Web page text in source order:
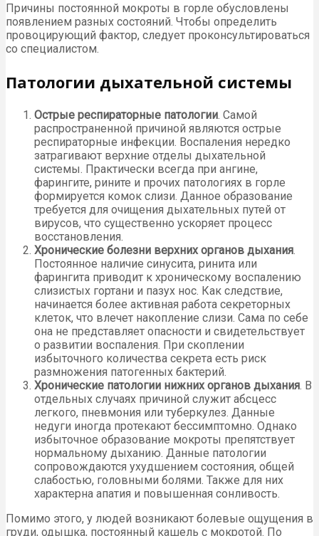
Причины постоянной мокроты в горле обусловлены
появлением разных состояний. Чтобы определить
провоцирующий фактор, следует проконсультироваться
со специалистом.
Патологии дыхательной системы
Острые респираторные патологии . Самой
распространенной причиной являются острые
респираторные инфекции. Воспаления нередко
затрагивают верхние отделы дыхательной
системы. Практически всегда при ангине,
фарингите, рините и прочих патологиях в горле
формируется комок слизи. Данное образование
требуется для очищения дыхательных путей от
вирусов, что существенно ускоряет процесс
восстановления.
Хронические болезни верхних органов дыхания
Постоянное наличие синусита, ринита или
фарингита приводит к хроническому воспалению
слизистых гортани и пазух нос. Как следствие,
начинается более активная работа секреторных
клеток, что влечет накопление слизи. Сама по себе
она не представляет опасности и свидетельствует
о развитии воспаления. При скоплении
избыточного количества секрета есть риск
размножения патогенных бактерий.
Хронические патологии нижних органов дыхания . В
отдельных случаях причиной служит абсцесс
легкого, пневмония или туберкулез. Данные
недуги иногда протекают бессимптомно. Однако
избыточное образование мокроты препятствует
нормальному дыханию. Данные патологии
сопровождаются ухудшением состояния, общей
слабостью, головными болями. Также для них
характерна апатия и повышенная сонливость.
Помимо этого, у людей возникают болевые ощущения в
груди, одышка, постоянный кашель с мокротой. По